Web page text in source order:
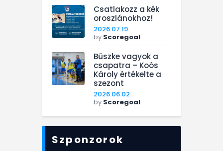
Csatlakozz a kék
oroszlánokhoz!
2026.07.19.
by Scoregoal
Büszke vagyok a
csapatra – Koós
Károly értékelte a
szezont
2026.06.02.
by Scoregoal
Szponzorok